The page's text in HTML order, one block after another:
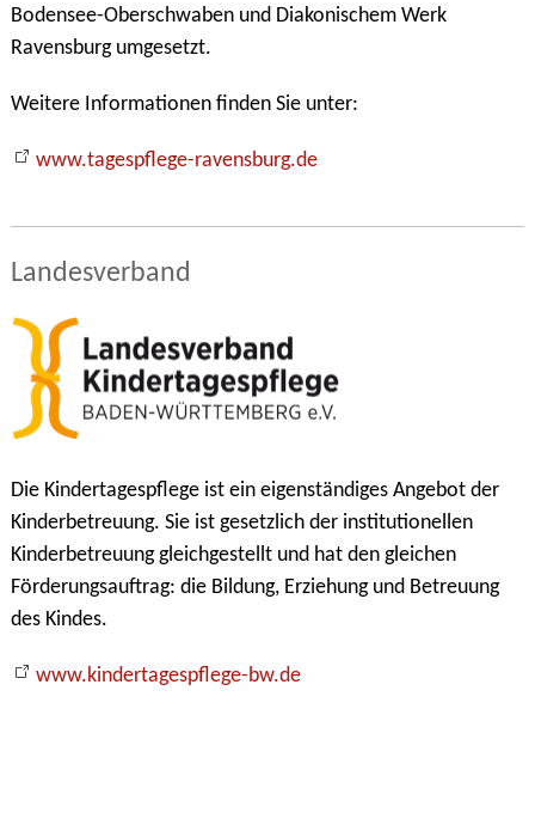
Bodensee-Oberschwaben und Diakonischem Werk
Ravensburg umgesetzt.
Weitere Informationen finden Sie unter:
www.tagespflege-ravensburg.de
Landesverband
Die Kindertagespflege ist ein eigenständiges Angebot der
Kinderbetreuung. Sie ist gesetzlich der institutionellen
Kinderbetreuung gleichgestellt und hat den gleichen
Förderungsauftrag: die Bildung, Erziehung und Betreuung
des Kindes.
www.kindertagespflege-bw.de